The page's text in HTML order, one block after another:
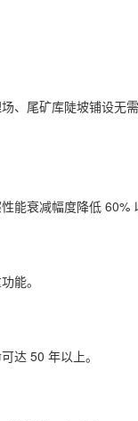
、尾矿库陡坡铺设无
能衰减幅度降低 60%
能。
达 50 年以上。